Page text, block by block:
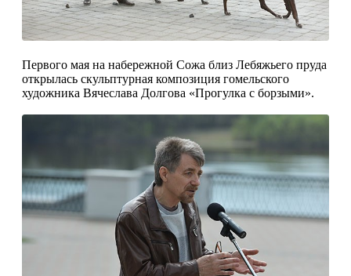
Первого мая на набережной Сожа близ Ле­бяжьего пруда
открылась скульптурная компо­зиция гомельского
художника Вячеслава Дол­гова «Прогулка с борзыми».